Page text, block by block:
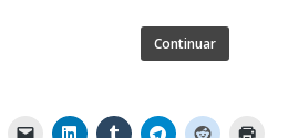
Continuar